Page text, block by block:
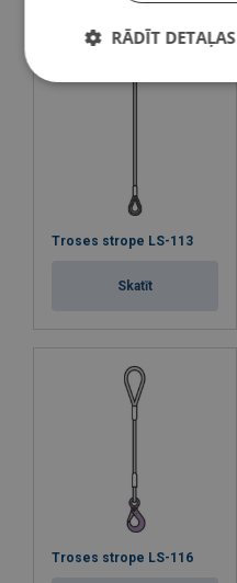
Troses strope LS-113
Skatīt
Troses strope LS-116
RĀDĪT DETAĻAS